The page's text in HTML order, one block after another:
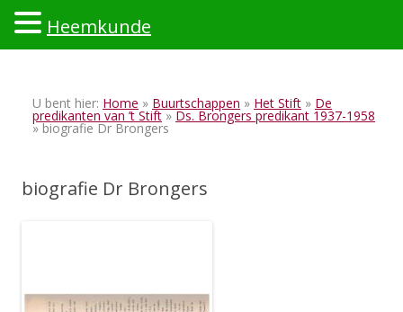
U bent hier: Home » Buurtschappen » Het Stift » De
predikanten van ’t Stift»Ds. Brongers predikant 1937-1958
» biografie Dr Brongers
biografie Dr Brongers
Heemkunde